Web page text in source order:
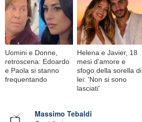
Uomini e Donne,
retroscena: Edoardo
e Paola si stanno
frequentando
Helena e Javier, 18
mesi d'amore e
sfogo della sorella di
lei: 'Non si sono
lasciati'
Massimo Tebaldi